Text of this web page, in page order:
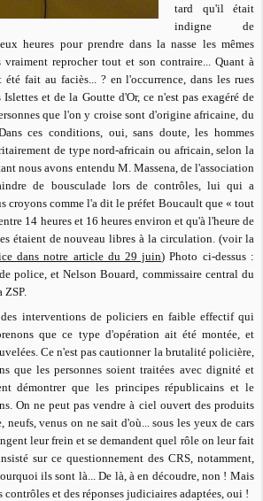
tard qu'il était
indigne de
heures pour prendre dans la nasse les mêmes
vraiment reprocher tout et son contraire... Quant à
fait au faciès... ? en l'occurrence, dans les rues
et de la Goutte d'Or, ce n'est pas exagéré de
que l'on y croise sont d'origine africaine, du
ces conditions, oui, sans doute, les hommes
de type nord-africain ou africain, selon la
nous avons entendu M. Massena, de l'association
de bousculade lors de contrôles, lui qui a
croyons comme l'a dit le préfet Boucault que « tout
14 heures et 16 heures environ et qu'à l'heure de
étaient de nouveau libres à la circulation. (voir la
dans notre article du 29 juin) Photo ci-dessus :
police, et Nelson Bouard, commissaire central du
interventions de policiers en faible effectif qui
que ce type d'opération ait été montée, et
Ce n'est pas cautionner la brutalité policière,
que les personnes soient traitées avec dignité et
démontrer que les principes républicains et le
On ne peut pas vendre à ciel ouvert des produits
neufs, venus on ne sait d'où... sous les yeux de cars
leur frein et se demandent quel rôle on leur fait
sur ce questionnement des CRS, notamment,
ils sont là... De là, à en découdre, non ! Mais
et des réponses judiciaires adaptées, oui !